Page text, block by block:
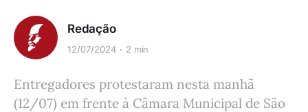
Redação
12/07/2024 2 min
Entregadores protestaram nesta manhã
(12/07) em frente à Câmara Municipal de São